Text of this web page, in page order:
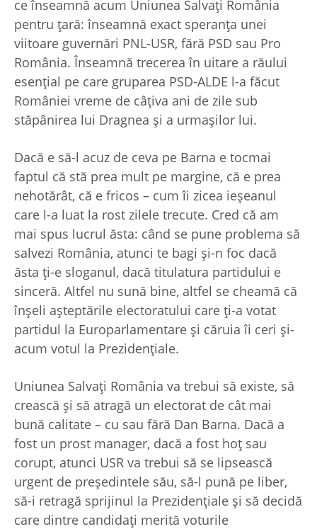
ce înseamnă acum Uniunea Salvaţi România
pentru ţară: înseamnă exact speranţa unei
viitoare guvernări PNL-USR, fără PSD sau Pro
România. Înseamnă trecerea în uitare a răului
esenţial pe care gruparea PSD-ALDE l-a făcut
României vreme de câţiva ani de zile sub
stăpânirea lui Dragnea şi a urmaşilor lui.
Dacă e să-l acuz de ceva pe Barna e tocmai
faptul că stă prea mult pe margine, că e prea
nehotărât, că e fricos – cum îi zicea ieşeanul
care l-a luat la rost zilele trecute. Cred că am
mai spus lucrul ăsta: când se pune problema să
salvezi România, atunci te bagi şi-n foc dacă
ăsta ţi-e sloganul, dacă titulatura partidului e
sinceră. Altfel nu sună bine, altfel se cheamă că
înşeli aşteptările electoratului care ţi-a votat
partidul la Europarlamentare şi căruia îi ceri şi-
acum votul la Prezidenţiale.
Uniunea Salvaţi România va trebui să existe, să
crească şi să atragă un electorat de cât mai
bună calitate – cu sau fără Dan Barna. Dacă a
fost un prost manager, dacă a fost hoţ sau
corupt, atunci USR va trebui să se lipsească
urgent de preşedintele său, să-l pună pe liber,
să-i retragă sprijinul la Prezidenţiale şi să decidă
care dintre candidaţi merită voturile